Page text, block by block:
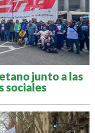
junto a las
sociales